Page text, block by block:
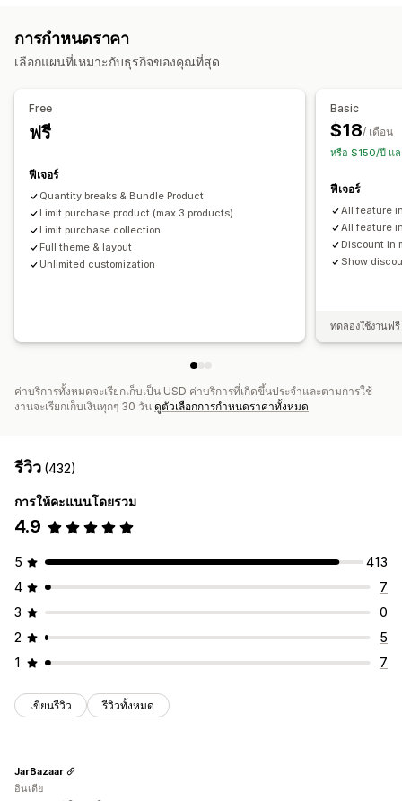
การกำหนดราคาที่ตั้งได้
การกำหนดราคาแบบคงที่
การกำหนดราคาตามปริมาณการสั่งซื้อ
เปอร์เซ็นต์ส่วนลด
การกำหนดราคาค้าส่ง
เฉพาะตัวเลือกสินค้า
การตั้งค่าการแจ้งเตือน
การสร้างแบรนด์ที่กำหนดเอง
หลายภาษา
การกำหนดราคา
เลือกแผนที่เหมาะกับธุรกิจของคุณที่สุด
Free
ฟรี
ฟีเจอร์
Quantity breaks & Bundle Product
Limit purchase product (max 3 products)
Limit purchase collection
Full theme & layout
Unlimited customization
Basic
$18/ เดือน
หรือ $150/ปี แล
ฟีเจอร์
All feature
All feature
Discount in
Show
ทดลองใช้งานฟ
ค่าบริการทั้งหมดจะเรียกเก็บเป็น USD ค่าบริการที่เกิดขึ้นประจำและตามการใช้
งานจะเรียกเก็บเงินทุกๆ 30 วัน ดูตัวเลือกการกำหนดราคาทั้งหมด
รีวิว (432)
การให้คะแนนโดยรวม
4.9
5
413
4
7
3
0
2
5
1
7
เขียนรีวิว รีวิวทั้งหมด
JarBazaar
อินเดีย